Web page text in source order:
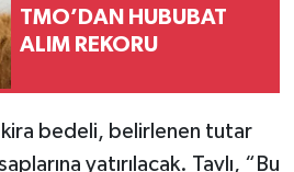
TMO’DAN HUBUBAT
ALIM REKORU
bedeli, belirlenen tutar
yatırılacak. Tavlı, “Bu